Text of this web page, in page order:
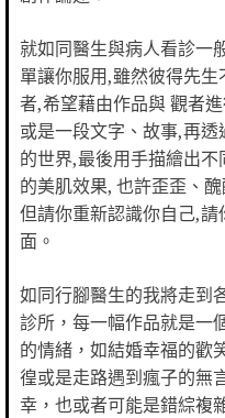
就如同醫⽣與病⼈看診⼀
單讓你服用,雖然彼得先
者,希望藉由作品與 觀者
或是⼀段⽂字、故事,再
的世界,最後用手描繪出
的美肌效果, 也許歪歪、
但請你重新認識你自己,
面。
如同行腳醫生的我將走到
診所，每一幅作品就是一
的情緒，如結婚幸福的歡
徨或是走路遇到瘋子的無
幸，也或者可能是錯綜複